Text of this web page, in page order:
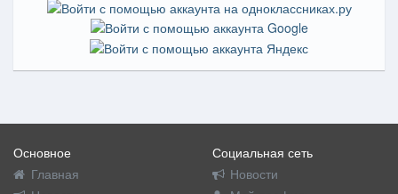
Основное
Главная
Социальная сеть
Новости